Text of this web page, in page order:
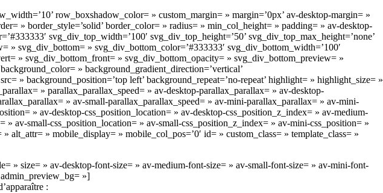
row_boxshadow_color= » custom_margin= » margin=’0px’ av-desktop-margin= »
» border_style=’solid’ border_color= » radius= » min_col_height= » padding= » av-desktop-
svg_div_top_width=’100′ svg_div_top_height=’50’ svg_div_top_max_height=’none’
svg_div_bottom= » svg_div_bottom_color=’#333333′ svg_div_bottom_width=’100′
» svg_div_bottom_front= » svg_div_bottom_opacity= » svg_div_bottom_preview= »
» background_gradient_direction=’vertical’
» background_position=’top left’ background_repeat=’no-repeat’ highlight= » highlight_size= »
» parallax_parallax_speed= » av-desktop-parallax_parallax= » av-desktop-
» av-small-parallax_parallax_speed= » av-mini-parallax_parallax= » av-mini-
» av-desktop-css_position_location= » av-desktop-css_position_z_index= » av-medium-
av-small-css_position_location= » av-small-css_position_z_index= » av-mini-css_position= »
» mobile_display= » mobile_col_pos=’0′ id= » custom_class= » template_class= »
size= » av-desktop-font-size= » av-medium-font-size= » av-small-font-size= » av-mini-font-
admin_preview_bg= »]
: